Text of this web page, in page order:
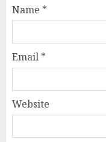
Name *
Email *
Website